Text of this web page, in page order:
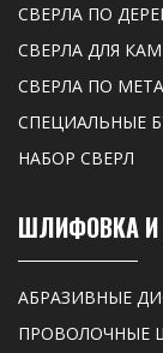
СВЕРЛА ПО
СВЕРЛА ДЛЯ
СВЕРЛА ПО
СПЕЦИАЛЬНЫЕ
НАБОР СВЕРЛ
ШЛИФОВКА И
АБРАЗИВНЫЕ
ПРОВОЛОЧНЫЕ